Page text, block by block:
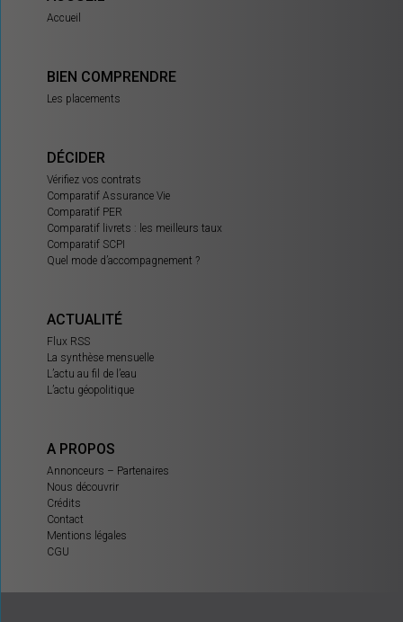
Accueil
BIEN COMPRENDRE
Les placements
DÉCIDER
Vérifiez vos contrats
Comparatif Assurance Vie
Comparatif PER
Comparatif livrets : les meilleurs taux
Comparatif SCPI
Quel mode d’accompagnement ?
ACTUALITÉ
Flux RSS
La synthèse mensuelle
L’actu au fil de l’eau
L’actu géopolitique
A PROPOS
Annonceurs – Partenaires
Nous découvrir
Crédits
Contact
Mentions légales
CGU